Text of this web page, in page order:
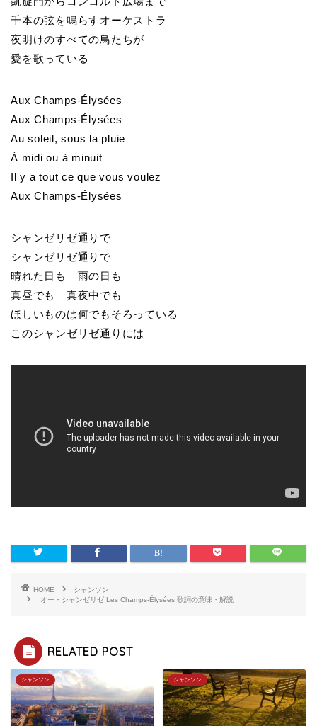
千本の弦を鳴らすオーケストラ
夜明けのすべての鳥たちが
愛を歌っている
Aux Champs-Élysées
Aux Champs-Élysées
Au soleil, sous la pluie
À midi ou à minuit
Il y a tout ce que vous voulez
Aux Champs-Élysées
シャンゼリゼ通りで
シャンゼリゼ通りで
晴れた日も 雨の日も
真昼でも 真夜中でも
ほしいものは何でもそろっている
このシャンゼリゼ通りには
HOME
シャンソン
オー・シャンゼリゼ Les Champs-Élysées 歌詞の意味・解説
RELATED POST
シャンソン シャンソン